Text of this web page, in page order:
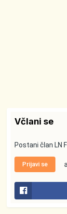
Včlani se
Postani član LN
Prijavi se